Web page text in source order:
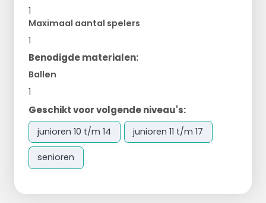
1
Maximaal aantal spelers
1
Benodigde materialen:
Ballen
1
Geschikt voor volgende niveau's:
junioren 10 t/m 14 junioren 11 t/m 17
senioren